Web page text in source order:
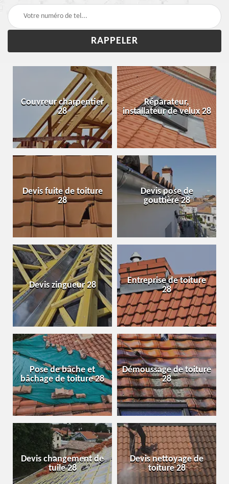
Couvreur charpentier
28
Réparateur,
installateur de velux 28
Devis fuite de toiture
28
Devis pose de
gouttière 28
Devis zingueur 28
Entreprise de toiture
28
Pose de bâche et
bâchage de toiture 28
Démoussage de toiture
28
Devis changement de
tuile 28
Devis nettoyage de
toiture 28